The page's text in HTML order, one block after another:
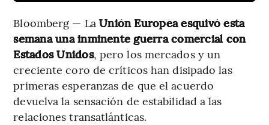
Bloomberg — LaUnión Europea esquivó esta
semana una inminente guerra comercial con
Estados Unidos, pero los mercados y un
creciente coro de críticos han disipado las
primeras esperanzas de que el acuerdo
devuelva la sensación de estabilidad a las
relaciones transatlánticas.